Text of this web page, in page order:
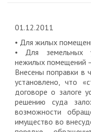
01.12.2011
• Для жилых
• Для земельных
нежилых помещений
Внесены поправки в
установлено, что
договоре о залоге
решению суда
возможности
имущество во